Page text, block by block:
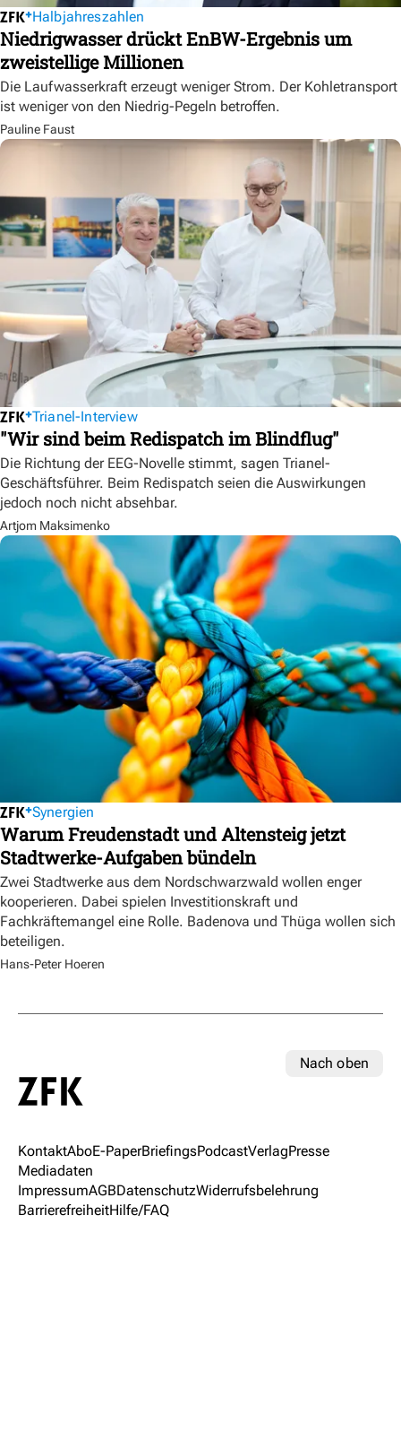
Halbjahreszahlen
Niedrigwasser drückt EnBW-Ergebnis um
zweistellige Millionen
Die Laufwasserkraft erzeugt weniger Strom. Der Kohletransport
ist weniger von den Niedrig-Pegeln betroffen.
Pauline Faust
Trianel-Interview
"Wir sind beim Redispatch im Blindflug"
Die Richtung der EEG-Novelle stimmt, sagen Trianel-
Geschäftsführer. Beim Redispatch seien die Auswirkungen
jedoch noch nicht absehbar.
Artjom Maksimenko
Synergien
Warum Freudenstadt und Altensteig jetzt
Stadtwerke-Aufgaben bündeln
Zwei Stadtwerke aus dem Nordschwarzwald wollen enger
kooperieren. Dabei spielen Investitionskraft und
Fachkräftemangel eine Rolle. Badenova und Thüga wollen sich
beteiligen.
Hans-Peter Hoeren
Nach oben
KontaktAboE-PaperBriefingsPodcastVerlagPresse
Mediadaten
ImpressumAGBDatenschutzWiderrufsbelehrung
BarrierefreiheitHilfe/FAQ